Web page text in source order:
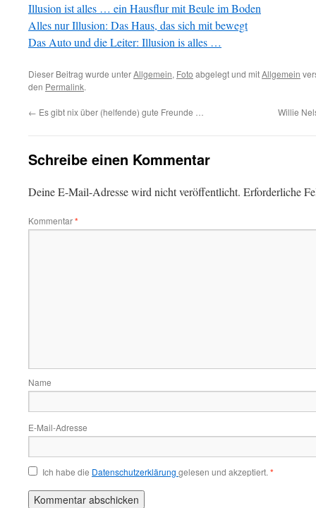
Illusion ist alles … ein Hausflur mit Beule im Boden
Alles nur Illusion: Das Haus, das sich mit bewegt
Das Auto und die Leiter: Illusion is alles …
Dieser Beitrag wurde unterAllgemein, Foto abgelegt und mitAllgemein
den Permalink.
← Es gibt nix über (helfende) gute Freunde … Willie
Schreibe einen Kommentar
Deine E-Mail-Adresse wird nicht veröffentlicht. Erforderliche
Kommentar*
Name
E-Mail-Adresse
Ich habe die Datenschutzerklärung gelesen und akzeptiert. *